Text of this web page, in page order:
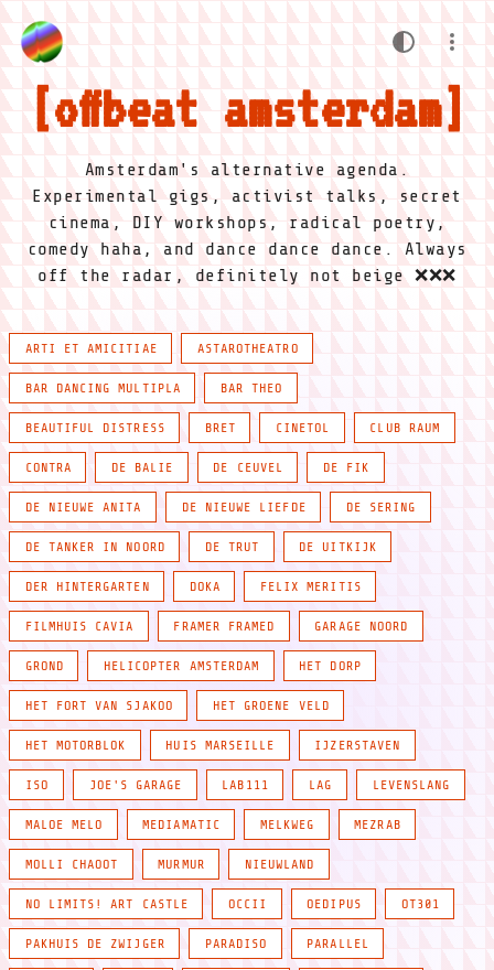
offbeat amsterdam
Amsterdam's alternative agenda.
Experimental gigs, activist talks, secret
cinema, DIY workshops, radical poetry,
comedy haha, and dance dance dance. Always
off the radar, definitely not beige ❌❌❌
ARTI ET AMICITIAE ASTAROTHEATRO
BAR DANCING MULTIPLA BAR THEO
BEAUTIFUL DISTRESS BRET CINETOL CLUB RAUM
CONTRA DE BALIE DE CEUVEL DE FIK
DE NIEUWE ANITA DE NIEUWE LIEFDE DE SERING
DE TANKER IN NOORD DE TRUT DE UITKIJK
DER HINTERGARTEN DOKA FELIX MERITIS
FILMHUIS CAVIA FRAMER FRAMED GARAGE NOORD
GROND HELICOPTER AMSTERDAM HET DORP
HET FORT VAN SJAKOO HET GROENE VELD
HET MOTORBLOK HUIS MARSEILLE IJZERSTAVEN
ISO JOE'S GARAGE LAB111 LAG LEVENSLANG
MALOE MELO MEDIAMATIC MELKWEG MEZRAB
MOLLI CHAOOT MURMUR NIEUWLAND
NO LIMITS! ART CASTLE OCCII OEDIPUS OT301
PAKHUIS DE ZWIJGER PARADISO PARALLEL